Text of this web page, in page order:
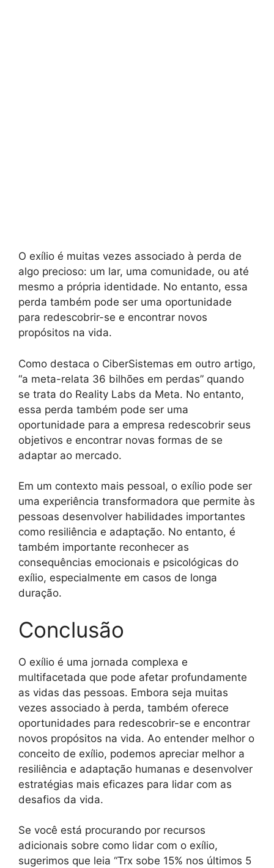
O exílio é muitas vezes associado à perda de
algo precioso: um lar, uma comunidade, ou até
mesmo a própria identidade. No entanto, essa
perda também pode ser uma oportunidade
para redescobrir-se e encontrar novos
propósitos na vida.
Como destaca o CiberSistemas em outro artigo,
“a meta-relata 36 bilhões em perdas” quando
se trata do Reality Labs da Meta. No entanto,
essa perda também pode ser uma
oportunidade para a empresa redescobrir seus
objetivos e encontrar novas formas de se
adaptar ao mercado.
Em um contexto mais pessoal, o exílio pode ser
uma experiência transformadora que permite às
pessoas desenvolver habilidades importantes
como resiliência e adaptação. No entanto, é
também importante reconhecer as
consequências emocionais e psicológicas do
exílio, especialmente em casos de longa
duração.
Conclusão
O exílio é uma jornada complexa e
multifacetada que pode afetar profundamente
as vidas das pessoas. Embora seja muitas
vezes associado à perda, também oferece
oportunidades para redescobrir-se e encontrar
novos propósitos na vida. Ao entender melhor o
conceito de exílio, podemos apreciar melhor a
resiliência e adaptação humanas e desenvolver
estratégias mais eficazes para lidar com as
desafios da vida.
Se você está procurando por recursos
adicionais sobre como lidar com o exílio,
sugerimos que leia “Trx sobe 15% nos últimos 5